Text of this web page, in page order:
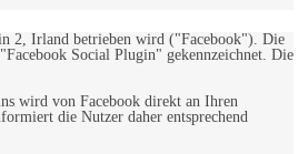
2, Irland betrieben wird ("Facebook"). Die
Social Plugin" gekennzeichnet. Die
wird von Facebook direkt an Ihren
die Nutzer daher entsprechend